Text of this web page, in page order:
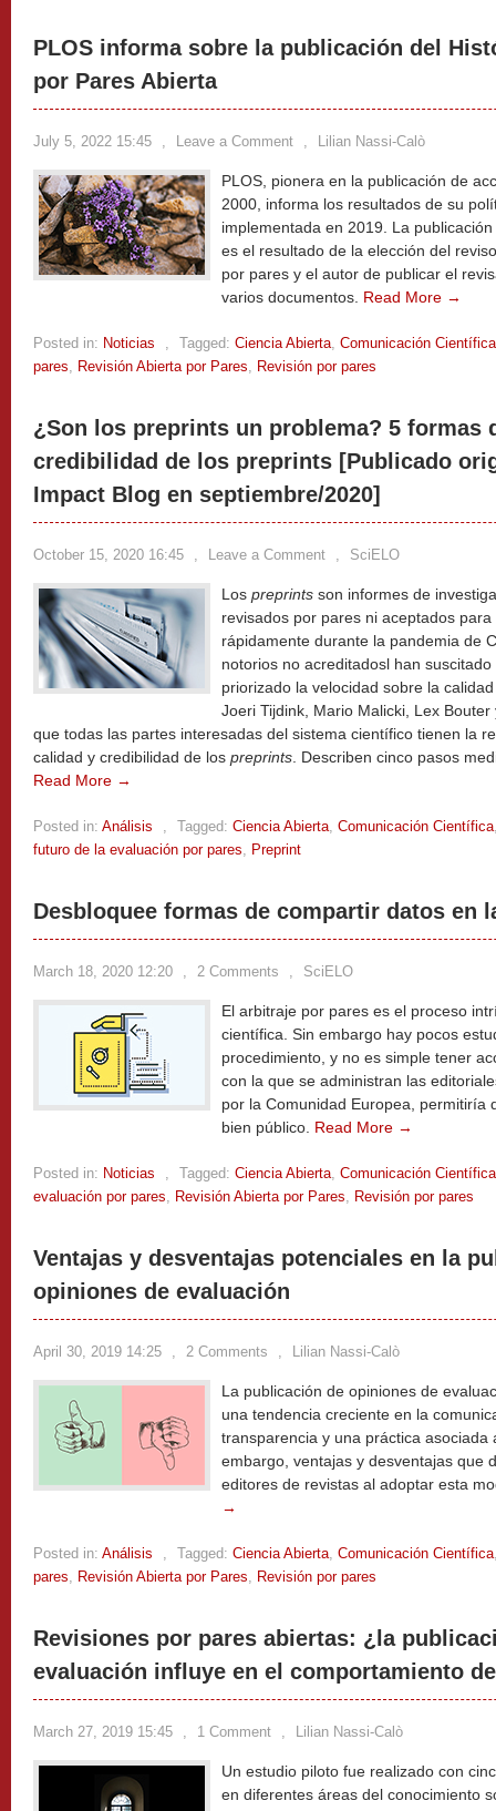
PLOS informa sobre la publicación del
por Pares Abierta
July 5, 2022 15:45 , Leave a Comment , Lilian Nassi-Calò
PLOS, pionera en la publicación de
2000, informa los resultados de su
implementada en 2019. La
es el resultado de la elección del
por pares y el autor de publicar el
varios documentos. Read More →
Posted in: Noticias , Tagged: Ciencia Abierta, Comunicación Científica
pares, Revisión Abierta por Pares, Revisión por pares
¿Son los preprints un problema? 5 formas
credibilidad de los preprints [Publicado
Impact Blog en septiembre/2020]
October 15, 2020 16:45 , Leave a Comment , SciELO
Los preprints son informes de
revisados por pares ni aceptados
rápidamente durante la pandemia de
notorios no acreditadosl han
priorizado la velocidad sobre la
Joeri Tijdink, Mario Malicki, Lex
que todas las partes interesadas del sistema científico tienen la
calidad y credibilidad de los preprints . Describen cinco pasos
Read More →
Posted in: Análisis , Tagged: Ciencia Abierta, Comunicación Científica
futuro de la evaluación por pares, Preprint
Desbloquee formas de compartir datos en
March 18, 2020 12:20 , 2 Comments , SciELO
El arbitraje por pares es el proceso
científica. Sin embargo hay pocos
procedimiento, y no es simple tener
con la que se administran las
por la Comunidad Europea, permitiría
bien público. Read More →
Posted in: Noticias , Tagged: Ciencia Abierta, Comunicación Científica
evaluación por pares, Revisión Abierta por Pares, Revisión por pares
Ventajas y desventajas potenciales en la
opiniones de evaluación
April 30, 2019 14:25 , 2 Comments , Lilian Nassi-Calò
La publicación de opiniones de
una tendencia creciente en la
transparencia y una práctica asociada
embargo, ventajas y desventajas que
editores de revistas al adoptar esta
→
Posted in: Análisis , Tagged: Ciencia Abierta, Comunicación Científica
pares, Revisión Abierta por Pares, Revisión por pares
Revisiones por pares abiertas: ¿la
evaluación influye en el comportamiento
March 27, 2019 15:45 , 1 Comment , Lilian Nassi-Calò
Un estudio piloto fue realizado con
en diferentes áreas del conocimiento